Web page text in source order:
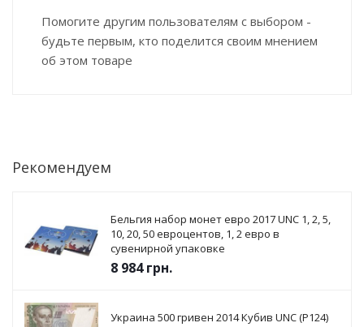
Помогите другим пользователям с выбором -
будьте первым, кто поделится своим мнением
об этом товаре
Рекомендуем
Бельгия набор монет евро 2017 UNC 1, 2, 5,
10, 20, 50 евроцентов, 1, 2 евро в
сувенирной упаковке
8 984грн.
Украина 500 гривен 2014 Кубив UNC (P124)